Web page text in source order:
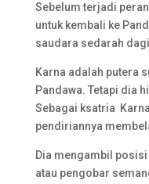
Sebelum terjadi
untuk kembali ke
saudara sedarah
Karna adalah putera
Pandawa. Tetapi dia
Sebagai ksatria
pendiriannya
Dia mengambil
atau pengobar